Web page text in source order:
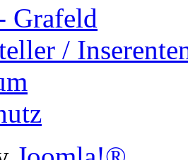
Grafeld
/